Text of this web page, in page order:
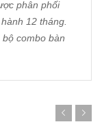
phân phối
12 tháng.
combo bàn